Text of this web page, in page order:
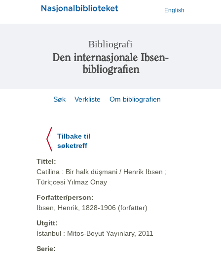
English
Bibliografi
Den internasjonale Ibsen-
bibliografien
Søk Verkliste Om bibliografien
Tilbake til
søketreff
Tittel:
Catilina : Bir halk düşmani / Henrik Ibsen ;
Türk;cesi Yılmaz Onay
Forfatter/person:
Ibsen, Henrik, 1828-1906 (forfatter)
Utgitt:
İstanbul : Mitos-Boyut Yayınlary, 2011
Serie: